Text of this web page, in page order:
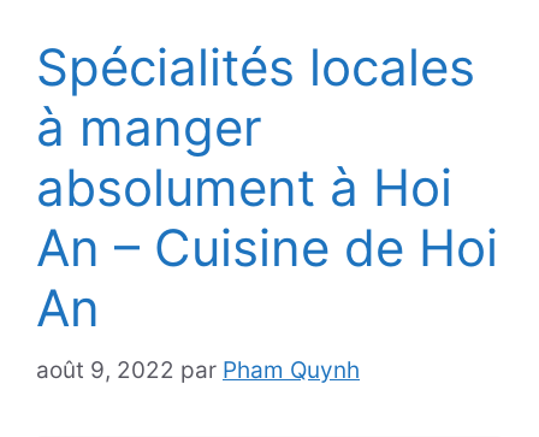
Spécialités locales
à manger
absolument à Hoi
An – Cuisine de Hoi
An
août 9, 2022 par Pham Quynh